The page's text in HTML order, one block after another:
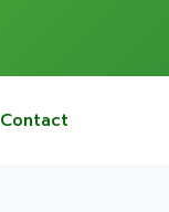
Contact